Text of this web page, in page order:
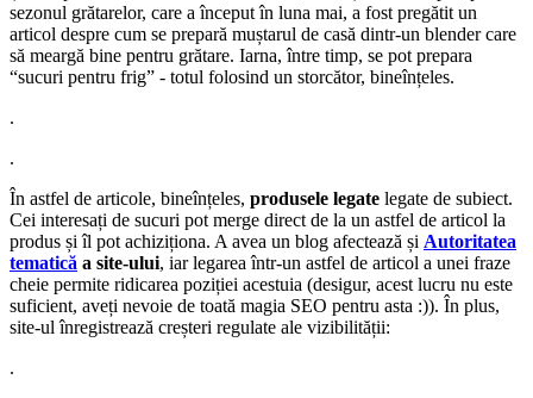
sezonul grătarelor, care a început în luna mai, a fost pregătit un
articol despre cum se prepară muștarul de casă dintr-un blender care
să meargă bine pentru grătare. Iarna, între timp, se pot prepara
“sucuri pentru frig” - totul folosind un storcător, bineînțeles.
.
.
În astfel de articole, bineînțeles, produsele legate legate de subiect.
Cei interesați de sucuri pot merge direct de la un astfel de articol la
produs și îl pot achiziționa. A avea un blog afectează și Autoritatea
tematică a site-ului, iar legarea într-un astfel de articol a unei fraze
cheie permite ridicarea poziției acestuia (desigur, acest lucru nu este
suficient, aveți nevoie de toată magia SEO pentru asta :)). În plus,
site-ul înregistrează creșteri regulate ale vizibilității:
.